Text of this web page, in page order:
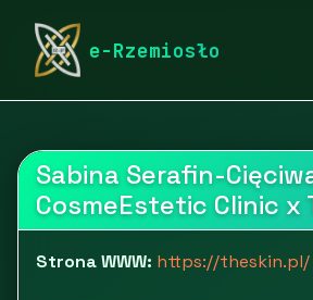
e-Rzemiosło
rymarstwo-poznan.pl
Kosmetyki i pielęgnacja
Sabina Serafin-
CosmeEstetic Clinic x
Strona WWW: https://theskin.pl/